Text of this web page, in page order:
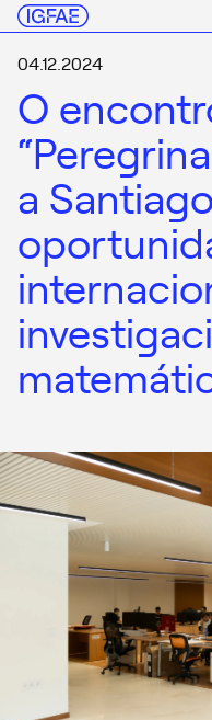
04.12.2024
O
a